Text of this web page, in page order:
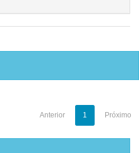
Anterior 1 Próximo